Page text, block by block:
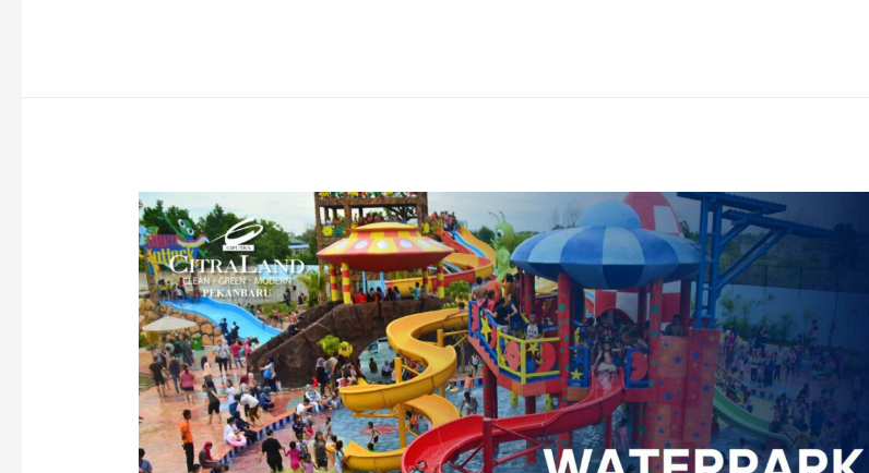
Estate
Company
pada
ajang
FinanceAsia
Awards
2025!